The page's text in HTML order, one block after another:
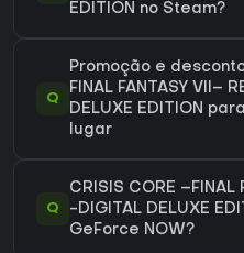
EDITION no Steam?
Q
Promoção e
FINAL FANTASY VII–
DELUXE EDITION
lugar
Q
CRISIS CORE –FINAL
-DIGITAL DELUXE
GeForce NOW?